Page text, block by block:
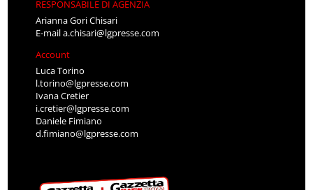
RESPONSABILE DI AGENZIA
Arianna Gori Chisari
E-maila.chisari@lgpresse.com
Account
Luca Torino
l.torino@lgpresse.com
Ivana Cretier
i.cretier@lgpresse.com
Daniele Fimiano
d.fimiano@lgpresse.com